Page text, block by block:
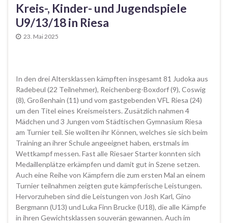
Kreis-, Kinder- und Jugendspiele
U9/13/18 in Riesa
23. Mai 2025
In den drei Altersklassen kämpften insgesamt 81 Judoka aus
Radebeul (22 Teilnehmer), Reichenberg-Boxdorf (9), Coswig
(8), Großenhain (11) und vom gastgebenden VFL Riesa (24)
um den Titel eines Kreismeisters. Zusätzlich nahmen 4
Mädchen und 3 Jungen vom Städtischen Gymnasium Riesa
am Turnier teil. Sie wollten ihr Können, welches sie sich beim
Training an ihrer Schule angeeignet haben, erstmals im
Wettkampf messen. Fast alle Riesaer Starter konnten sich
Medaillenplätze erkämpfen und damit gut in Szene setzen.
Auch eine Reihe von Kämpfern die zum ersten Mal an einem
Turnier teilnahmen zeigten gute kämpferische Leistungen.
Hervorzuheben sind die Leistungen von Josh Karl, Gino
Bergmann (U13) und Luka Finn Brucke (U18), die alle Kämpfe
in ihren Gewichtsklassen souverän gewannen. Auch im